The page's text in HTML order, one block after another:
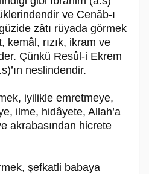
ve Cenâb-ı
zâtı rüyada görmek
kemâl, rızık, ikram ve
Çünkü Resûl-i Ekrem
neslindendir.
iyilikle emretmeye,
ilme, hidâyete, Allah’a
akrabasından hicrete
şefkatli babaya